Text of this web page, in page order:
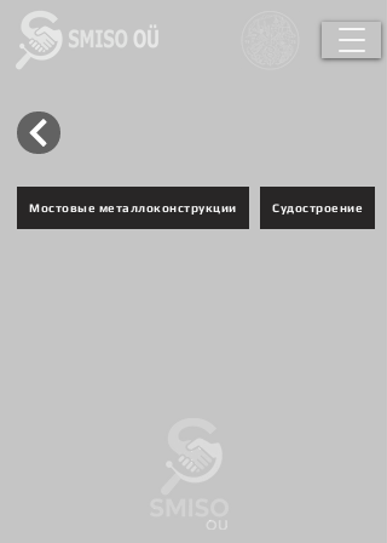
Мостовые металлоконструкции Судостроение